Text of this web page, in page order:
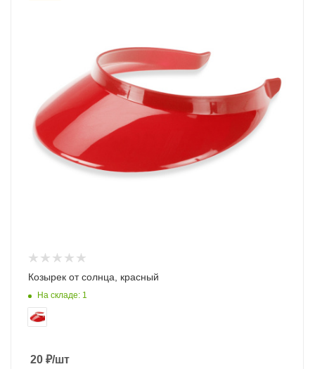
Козырек от солнца, красный
На складе: 1
20 ₽/шт